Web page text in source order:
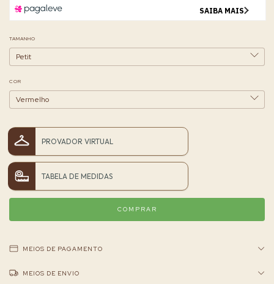
TAMANHO
COR
PROVADOR VIRTUAL
TABELA DE MEDIDAS
MEIOS DE PAGAMENTO
MEIOS DE ENVIO